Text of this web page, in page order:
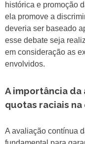
histórica e promoção
ela promove a
deveria ser baseado
esse debate seja
em consideração as
envolvidos.
A importância da
quotas raciais
A avaliação contínua